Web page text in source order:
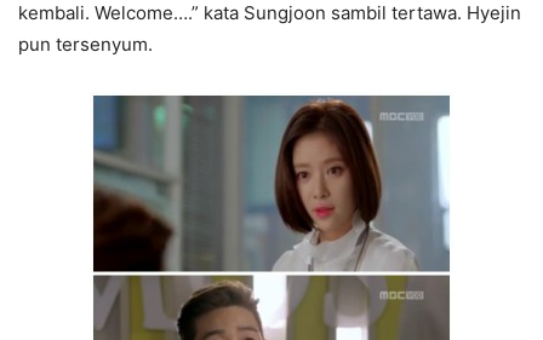
kembali. Welcome….” kata Sungjoon sambil tertawa. Hyejin
pun tersenyum.